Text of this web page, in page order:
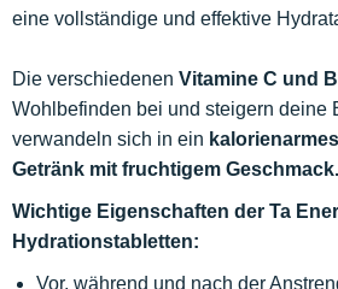
eine vollständige und effektive
Die verschiedenen Vitamine C und B
Wohlbefinden bei und steigern deine
verwandeln sich in ein
Getränk mit fruchtigem Geschmack.
Wichtige Eigenschaften der Ta
Hydrationstabletten:
Vor, während und nach der